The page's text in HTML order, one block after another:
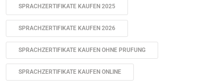
SPRACHZERTIFIKATE KAUFEN 2025
SPRACHZERTIFIKATE KAUFEN 2026
SPRACHZERTIFIKATE KAUFEN OHNE PRUFUNG
SPRACHZERTIFIKATE KAUFEN ONLINE